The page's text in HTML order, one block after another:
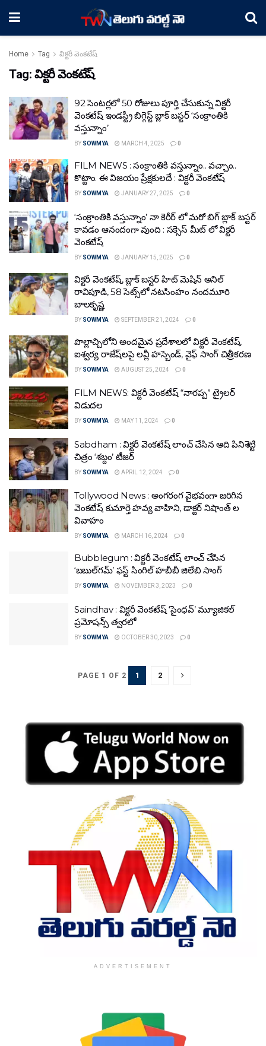
Home Tag విక్టరీ వెంకటేష్
Tag: విక్టరీ వెంకటేష్
92 సెంటర్లలో 50 రోజులు పూర్తి చేసుకున్న విక్టరీ
వెంకటేష్ ఇండస్ట్రీ బిగ్గెస్ట్ బ్లాక్ బస్టర్ ‘సంక్రాంతికి
వస్తున్నాం’
BY SOWMYA MARCH 4, 2025 0
FILM NEWS : సంక్రాంతికి వస్తున్నాం.. వచ్చాం..
కొట్టాం. ఈ విజయం ప్రేక్షకులదే : విక్టరీ వెంకటేష్
BY SOWMYA JANUARY 27, 2025 0
‘సంక్రాంతికి వస్తున్నాం’ నా కెరీర్ లో మరో బిగ్ బ్లాక్ బస్టర్
కావడం ఆనందంగా వుంది : సక్సెస్ మీట్ లో విక్టరీ
వెంకటేష్
BY SOWMYA JANUARY 15, 2025 0
విక్టరీ వెంకటేష్, బ్లాక్ బస్టర్ హిట్ మెషిన్ అనిల్
రావిపూడి, 58 సెట్స్‌లో నటసింహం నందమూరి
బాలకృష్ణ
BY SOWMYA SEPTEMBER 21, 2024 0
పొల్లాచ్చిలోని అందమైన ప్రదేశాలలో విక్టరీ వెంకటేష్,
ఐశ్వర్య రాజేష్‌లపై లవ్లీ హస్బెండ్, వైఫ్ సాంగ్ చిత్రీకరణ
BY SOWMYA AUGUST 25, 2024 0
FILM NEWS: విక్టరీ వెంకటేష్‌ “నారప్ప” ట్రైలర్‌
విడుదల
BY SOWMYA MAY 11, 2024 0
Sabdham : విక్టరీ వెంకటేష్ లాంచ్ చేసిన ఆది పినిశెట్టి
చిత్రం ‘శబ్దం’ టీజర్‌
BY SOWMYA APRIL 12, 2024 0
Tollywood News : అంగరంగ వైభవంగా జరిగిన
వెంకటేష్ కుమార్తె హవ్య వాహిని, డాక్టర్ నిషాంత్ ల
వివాహం
BY SOWMYA MARCH 16, 2024 0
Bubblegum : విక్టరీ వెంకటేష్ లాంచ్ చేసిన
‘బబుల్‌గమ్’ ఫస్ట్ సింగిల్ హబీబీ జిలేబి సాంగ్
BY SOWMYA NOVEMBER 3, 2023 0
Saindhav : విక్టరీ వెంకటేష్ ‘సైంధవ్’ మ్యూజికల్
ప్రమోషన్స్ త్వరలో
BY SOWMYA OCTOBER 30, 2023 0
PAGE 1 OF 2 1 2
ADVERTISEMENT